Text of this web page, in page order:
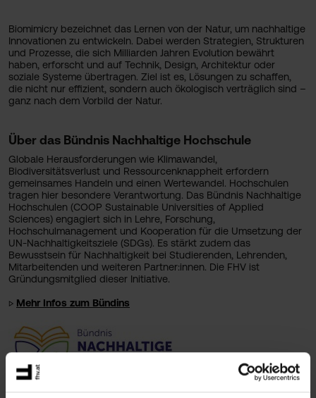
Biomimicry bezeichnet das Lernen von der Natur, um nachhaltige
Innovationen zu entwickeln. Dabei werden Strategien, Strukturen
und Prozesse, die sich Milliarden Jahren Evolution bewährt
haben, erforscht und auf Technik, Design, Architektur oder
soziale Systeme übertragen. Ziel ist es, Lösungen zu schaffen,
die nicht nur effizient, sondern auch ökologisch verträglich sind –
ganz nach dem Vorbild der Natur.
Über das Bündnis Nachhaltige Hochschule
Globale Herausforderungen wie Klimawandel,
Biodiversitätsverlust und Ressourcenknappheit erfordern
gemeinsames Handeln und einen Wertewandel. Hochschulen
tragen hier besondere Verantwortung. Das Bündnis Nachhaltige
Hochschulen (COOP Sustainable Universities of Applied
Sciences) engagiert sich in Lehre, Forschung,
Hochschulmanagement und Kooperation für die Umsetzung der
UN-Nachhaltigkeitsziele (SDGs). Es stärkt zudem das
Bewusstsein für Nachhaltigkeit bei Studierenden, Lehrenden,
Mitarbeitenden und weiteren Partner:innen. Die FHV ist
Gründungsmitglied dieser Initiative.
▷ Mehr Infos zum Bündins